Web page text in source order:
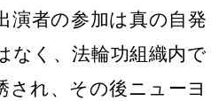
演者の参加は真の自発
なく、法輪功組織内で
さ れ、その後ニューヨ